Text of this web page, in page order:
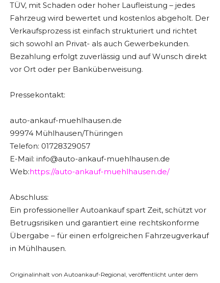
TÜV, mit Schaden oder hoher Laufleistung – jedes
Fahrzeug wird bewertet und kostenlos abgeholt. Der
Verkaufsprozess ist einfach strukturiert und richtet
sich sowohl an Privat- als auch Gewerbekunden.
Bezahlung erfolgt zuverlässig und auf Wunsch direkt
vor Ort oder per Banküberweisung.
Pressekontakt:
auto-ankauf-muehlhausen.de
99974 Mühlhausen/Thüringen
Telefon: 01728329057
E-Mail: info@auto-ankauf-muehlhausen.de
Web:https://auto-ankauf-muehlhausen.de/
Abschluss:
Ein professioneller Autoankauf spart Zeit, schützt vor
Betrugsrisiken und garantiert eine rechtskonforme
Übergabe – für einen erfolgreichen Fahrzeugverkauf
in Mühlhausen.
Originalinhalt von Autoankauf-Regional, veröffentlicht unter dem